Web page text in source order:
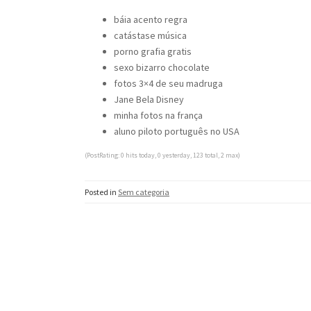
báia acento regra
catástase música
porno grafia gratis
sexo bizarro chocolate
fotos 3×4 de seu madruga
Jane Bela Disney
minha fotos na frança
aluno piloto português no USA
(PostRating: 0 hits today, 0 yesterday, 123 total, 2 max)
Posted in Sem categoria